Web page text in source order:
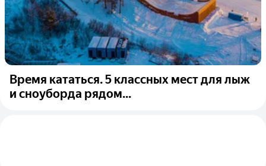
Время кататься. 5 классных мест для лыж
и сноуборда рядом...